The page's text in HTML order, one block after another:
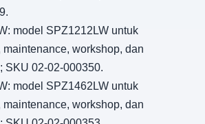
model SPZ1212LW untuk
maintenance, workshop, dan
SKU 02-02-000350.
model SPZ1462LW untuk
maintenance, workshop, dan